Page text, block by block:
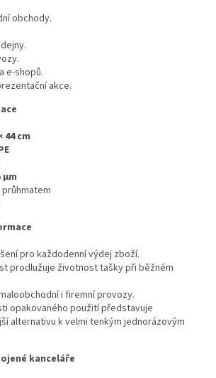
obchody.
e-shopů.
akce.
44 cm
μm
pro každodenní výdej zboží.
prodlužuje životnost tašky při běžném
i firemní provozy.
opakovaného použití představuje
alternativu k velmi tenkým jednorázovým
kanceláře